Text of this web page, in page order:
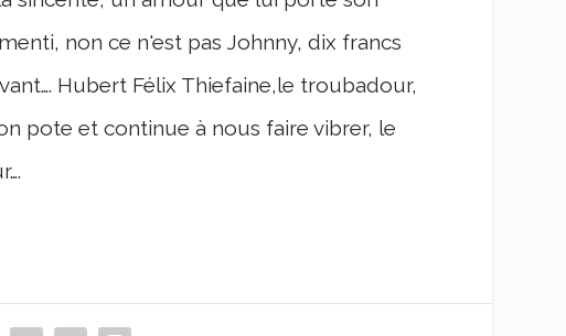
non ce n'est pas Johnny, dix francs
Hubert Félix Thiefaine,le troubadour,
pote et continue à nous faire vibrer, le